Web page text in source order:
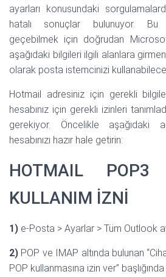
ayarları konusundaki
hatalı sonuçlar bulunuyor. Bu
geçebilmek için doğrudan
aşağıdaki bilgileri ilgili alanlara
olarak posta istemcinizi
Hotmail adresiniz için gerekli
hesabınız için gerekli izinleri
gerekiyor. Öncelikle aşağıdaki
hesabınızı hazır hale getirin:
HOTMAIL
KULLANIM İZNİ
1) e-Posta > Ayarlar > Tüm Outlook
2) POP ve IMAP altında bulunan
POP kullanmasına izin ver”